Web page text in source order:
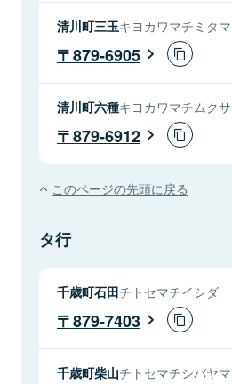
清川町三玉キヨカワマチミタマ
879-6905
清川町六種キヨカワマチムクサ
879-6912
このページの先頭に戻る
タ行
千歳町石田チトセマチイシダ
879-7403
千歳町柴山チトセマチシバヤマ